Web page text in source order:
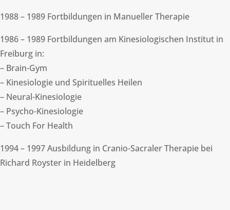
1988 – 1989 Fortbildungen in Manueller Therapie
1986 – 1989 Fortbildungen am Kinesiologischen Institut in
Freiburg in:
– Brain-Gym
– Kinesiologie und Spirituelles Heilen
– Neural-Kinesiologie
– Psycho-Kinesiologie
– Touch For Health
1994 – 1997 Ausbildung in Cranio-Sacraler Therapie bei
Richard Royster in Heidelberg